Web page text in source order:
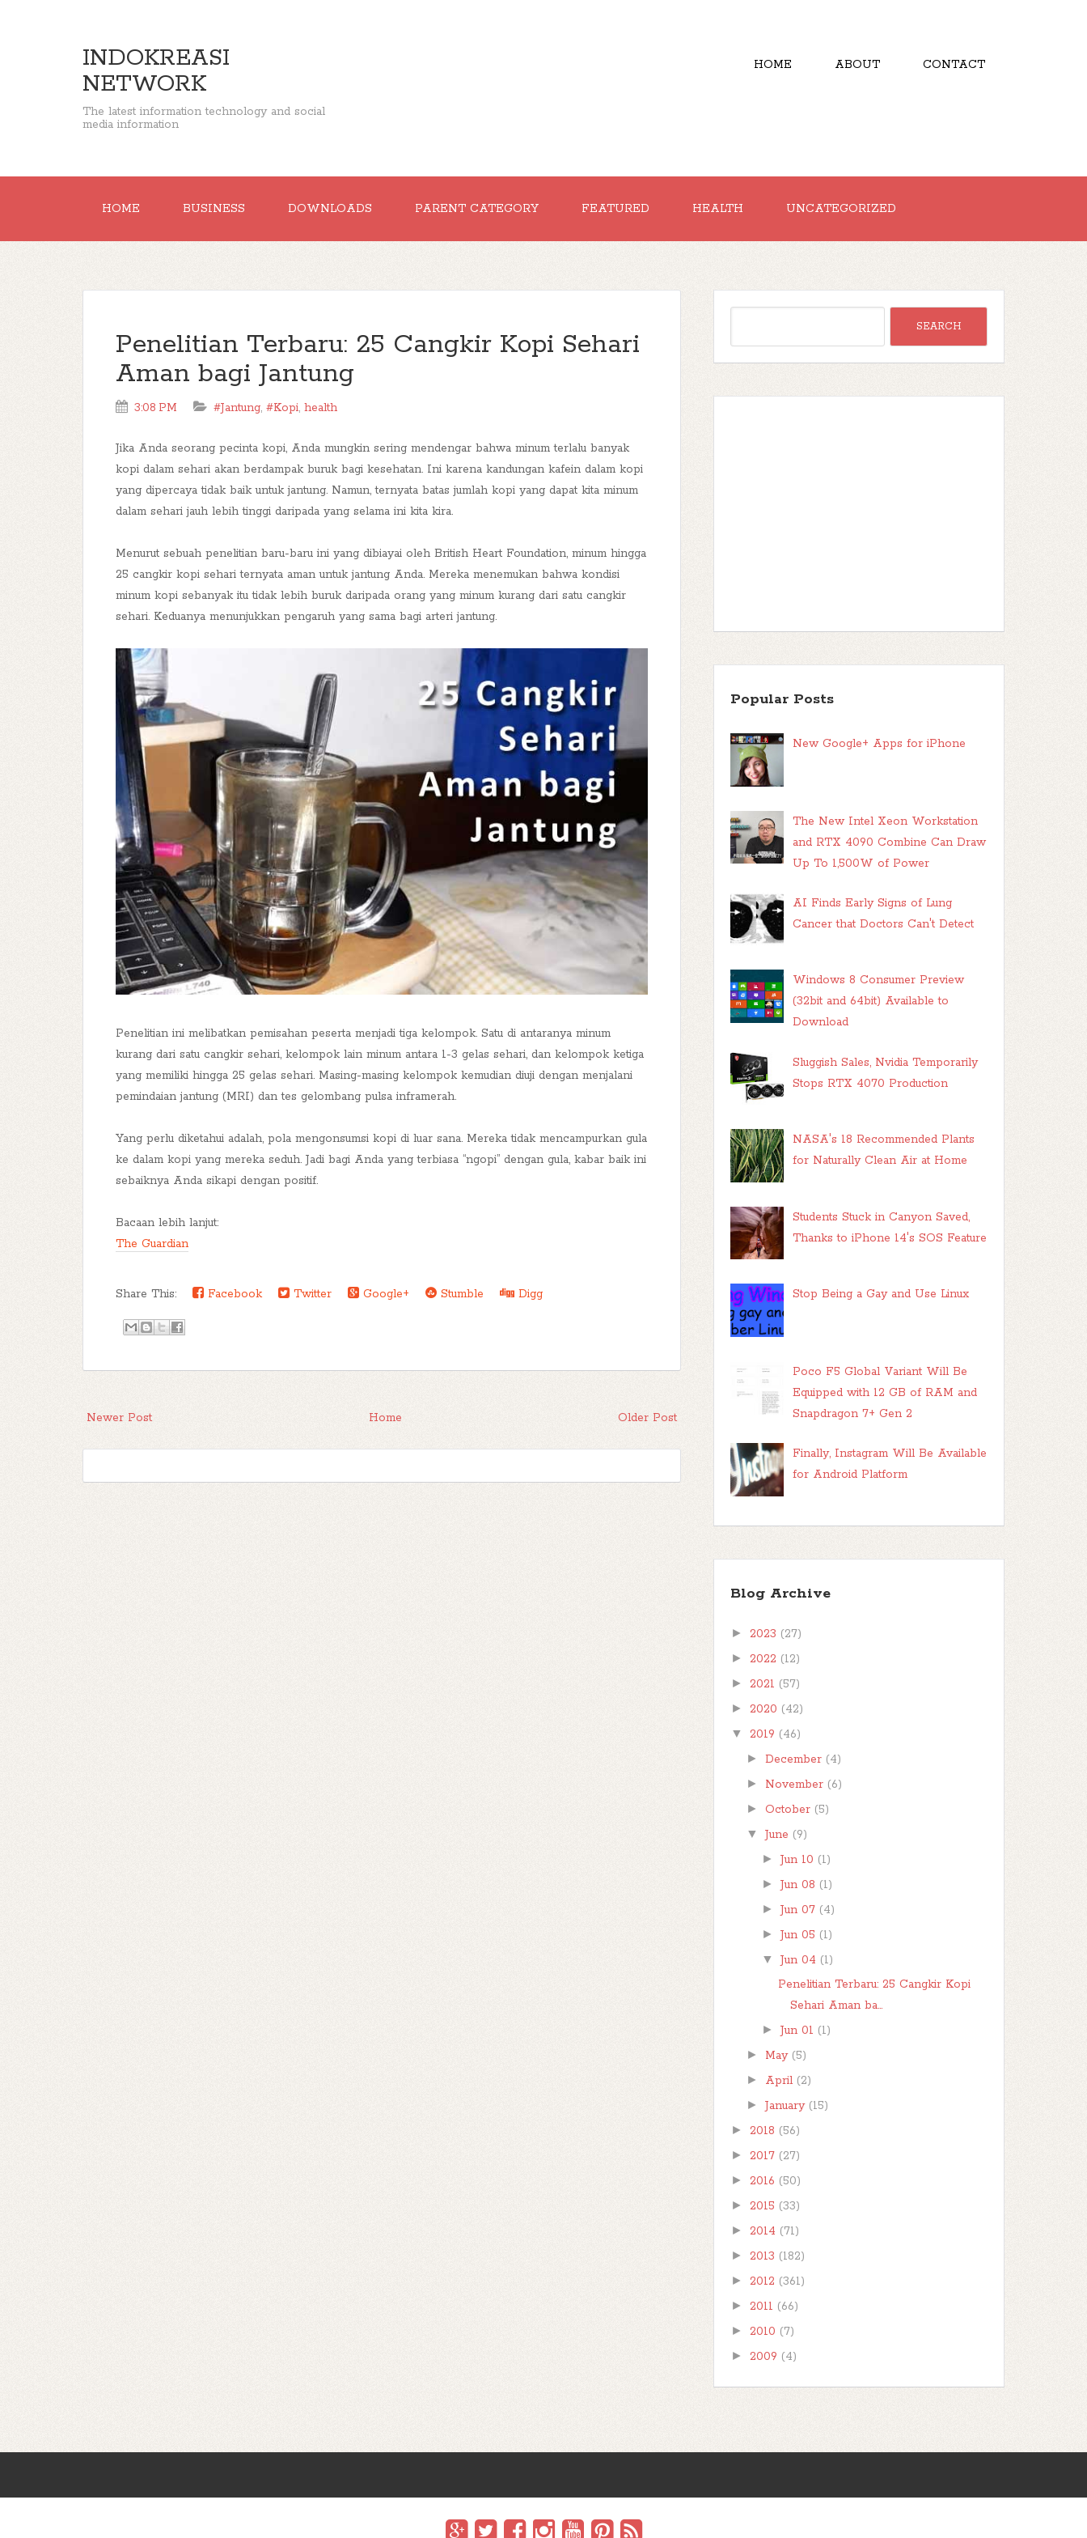
INDOKREASI
NETWORK
The latest information technology and social
media information
HOME ABOUT CONTACT
HOME BUSINESS DOWNLOADS PARENT CATEGORY FEATURED HEALTH UNCATEGORIZED
Penelitian Terbaru: 25 Cangkir Kopi Sehari
Aman bagi Jantung
3:08 PM #Jantung, #Kopi, health
Jika Anda seorang pecinta kopi, Anda mungkin sering mendengar bahwa minum terlalu banyak
kopi dalam sehari akan berdampak buruk bagi kesehatan. Ini karena kandungan kafein dalam kopi
yang dipercaya tidak baik untuk jantung. Namun, ternyata batas jumlah kopi yang dapat kita minum
dalam sehari jauh lebih tinggi daripada yang selama ini kita kira.
Menurut sebuah penelitian baru-baru ini yang dibiayai oleh British Heart Foundation, minum hingga
25 cangkir kopi sehari ternyata aman untuk jantung Anda. Mereka menemukan bahwa kondisi
minum kopi sebanyak itu tidak lebih buruk daripada orang yang minum kurang dari satu cangkir
sehari. Keduanya menunjukkan pengaruh yang sama bagi arteri jantung.
Penelitian ini melibatkan pemisahan peserta menjadi tiga kelompok. Satu di antaranya minum
kurang dari satu cangkir sehari, kelompok lain minum antara 1-3 gelas sehari, dan kelompok ketiga
yang memiliki hingga 25 gelas sehari. Masing-masing kelompok kemudian diuji dengan menjalani
pemindaian jantung (MRI) dan tes gelombang pulsa inframerah.
Yang perlu diketahui adalah, pola mengonsumsi kopi di luar sana. Mereka tidak mencampurkan gula
ke dalam kopi yang mereka seduh. Jadi bagi Anda yang terbiasa “ngopi” dengan gula, kabar baik ini
sebaiknya Anda sikapi dengan positif.
Bacaan lebih lanjut:
The Guardian
Share This: Facebook Twitter Google+ Stumble Digg
Newer Post Older Post
Home
Popular Posts
New Google+ Apps for iPhone
The New Intel Xeon Workstation
and RTX 4090 Combine Can Draw
Up To 1,500W of Power
AI Finds Early Signs of Lung
Cancer that Doctors Can't Detect
Windows 8 Consumer Preview
(32bit and 64bit) Available to
Download
Sluggish Sales, Nvidia Temporarily
Stops RTX 4070 Production
NASA's 18 Recommended Plants
for Naturally Clean Air at Home
Students Stuck in Canyon Saved,
Thanks to iPhone 14's SOS Feature
Stop Being a Gay and Use Linux
Poco F5 Global Variant Will Be
Equipped with 12 GB of RAM and
Snapdragon 7+ Gen 2
Finally, Instagram Will Be Available
for Android Platform
Blog Archive
► 2023 (27)
► 2022 (12)
► 2021 (57)
► 2020 (42)
▼ 2019 (46)
►December (4)
► November (6)
► October (5)
▼ June (9)
►Jun 10 (1)
►Jun 08 (1)
►Jun 07 (4)
►Jun 05 (1)
▼ Jun 04 (1)
Penelitian Terbaru: 25 Cangkir Kopi
Sehari Aman ba...
►Jun 01 (1)
► May (5)
► April (2)
►January (15)
► 2018 (56)
► 2017 (27)
► 2016 (50)
► 2015 (33)
► 2014 (71)
► 2013 (182)
► 2012 (361)
► 2011 (66)
► 2010 (7)
► 2009 (4)